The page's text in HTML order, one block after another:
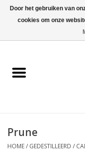
Wijn
Gin & Tonic
Prune
HOME/ GEDESTILLEERD /
Door het gebruiken van
cookies om onze